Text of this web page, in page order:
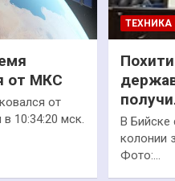
от МКС
от
10:34:20 мск.
ТЕХНИКА
В Бийске
колонии
Фото:…